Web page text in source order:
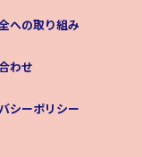
への取り組み
わせ
シーポリシー